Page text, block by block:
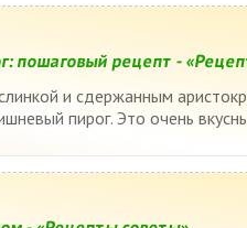
пошаговый рецепт -
и сдержанным
пирог. Это очень